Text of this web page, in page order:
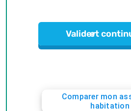
Comparer mon
habitation